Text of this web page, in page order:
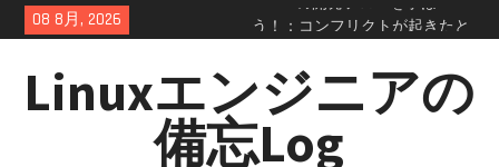
Skip
to
08 8月, 2026
GitHubの開発フローを学ぼ
う！：コンフリクトの正体を知
っておこう
GitHubのSquash and merge入門
｜コミット履歴をスッキリさせ
よう
GitHubプルリクエスト実践ガイ
Linuxエンジニアの
備忘Log